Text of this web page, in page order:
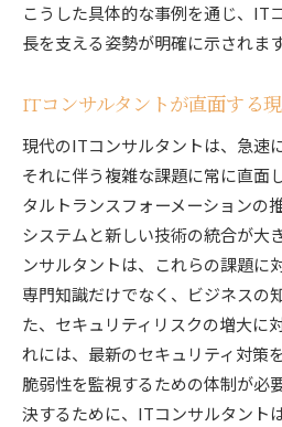
こうした具体的な事例を通じ、IT
長を支える姿勢が明確に示されます
ITコンサルタントが直面する
現代のITコンサルタントは、急速
それに伴う複雑な課題に常に直面
タルトランスフォーメーションの
システムと新しい技術の統合が大
ンサルタントは、これらの課題に
専門知識だけでなく、ビジネスの
た、セキュリティリスクの増大に
れには、最新のセキュリティ対策
脆弱性を監視するための体制が必
決するために、ITコンサルタント